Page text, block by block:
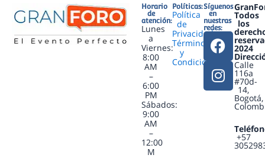
Horario
de
atención:
Lunes
a
Viernes:
8:00
AM
–
6:00
PM
Sábados:
9:00
AM
–
12:00
M
Políticas:
Política
de
Privacidad
Términos
y
Condiciones
Síguenos
en
nuestras
redes:
F
a
c
e
b
I
n
s
t
a
Todos
los
2024
Calle
116a
#70d-
14,
Bogotá,
+57